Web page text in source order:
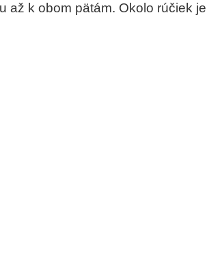
až k obom pätám. Okolo rúčiek